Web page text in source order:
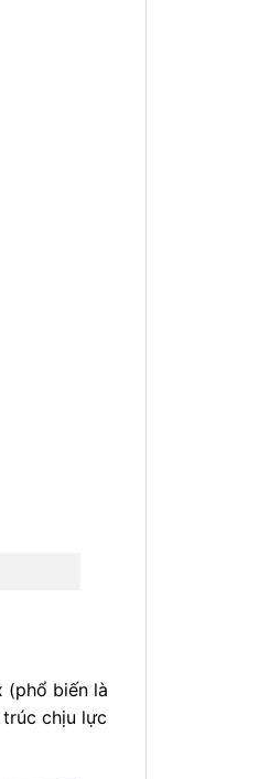
(phổ biến là
chịu lực